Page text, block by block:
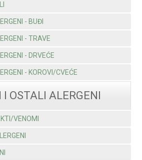
- BUĐI
- TRAVE
- DRVEĆE
- KOROVI/CVEĆE
OSTALI ALERGENI
VENOMI